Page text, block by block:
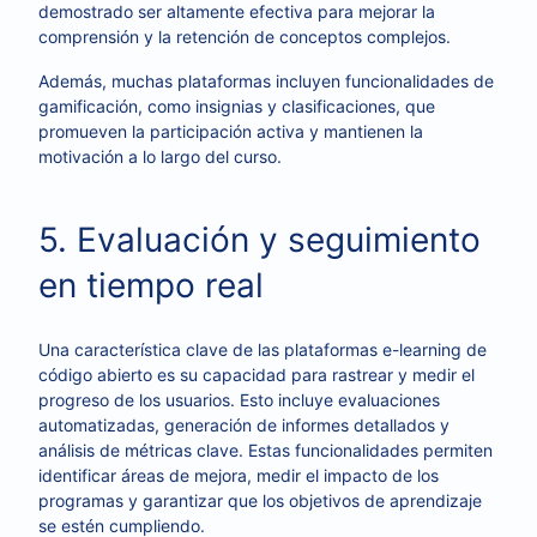
demostrado ser altamente efectiva para mejorar la
comprensión y la retención de conceptos complejos.
Además, muchas plataformas incluyen funcionalidades de
gamificación, como insignias y clasificaciones, que
promueven la participación activa y mantienen la
motivación a lo largo del curso.
5. Evaluación y seguimiento
en tiempo real
Una característica clave de las plataformas e-learning de
código abierto es su capacidad para rastrear y medir el
progreso de los usuarios. Esto incluye evaluaciones
automatizadas, generación de informes detallados y
análisis de métricas clave. Estas funcionalidades permiten
identificar áreas de mejora, medir el impacto de los
programas y garantizar que los objetivos de aprendizaje
se estén cumpliendo.